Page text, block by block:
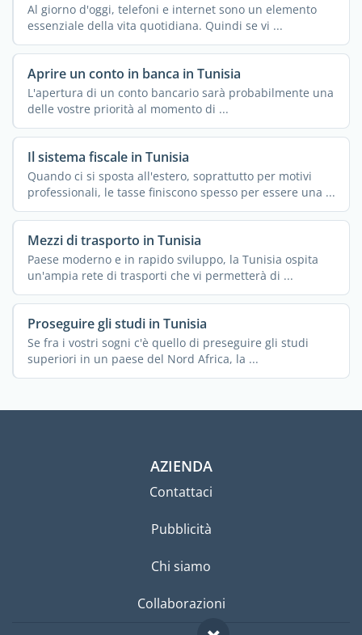
Al giorno d'oggi, telefoni e internet sono un elemento
essenziale della vita quotidiana. Quindi se vi ...
Aprire un conto in banca in Tunisia
L'apertura di un conto bancario sarà probabilmente una
delle vostre priorità al momento di ...
Il sistema fiscale in Tunisia
Quando ci si sposta all'estero, soprattutto per motivi
professionali, le tasse finiscono spesso per essere una ...
Mezzi di trasporto in Tunisia
Paese moderno e in rapido sviluppo, la Tunisia ospita
un'ampia rete di trasporti che vi permetterà di ...
Proseguire gli studi in Tunisia
Se fra i vostri sogni c'è quello di preseguire gli studi
superiori in un paese del Nord Africa, la ...
AZIENDA
Contattaci
Pubblicità
Chi siamo
Collaborazioni